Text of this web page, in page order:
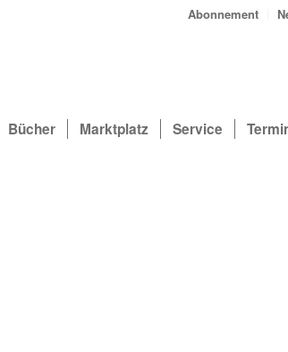
Abonnement
Bücher Marktplatz Service